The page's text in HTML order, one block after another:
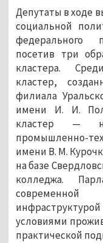
Депутаты в ходе
социальной
федерального
посетив три
кластера.
кластер,
филиала
имени И. И.
кластер — на
промышленно-
имени В. М.
на базе
колледжа.
современной
условиями
практической